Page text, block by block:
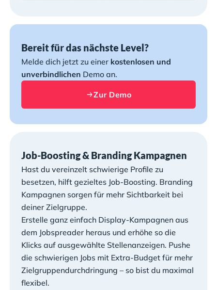
Bereit für das nächste Level?
Melde dich jetzt zu einer kostenlosen und
unverbindlichen Demo an.
Zur Demo
Job-Boosting & Branding Kampagnen
Hast du vereinzelt schwierige Profile zu
besetzen, hilft gezieltes Job-Boosting. Branding
Kampagnen sorgen für mehr Sichtbarkeit bei
deiner Zielgruppe.
Erstelle ganz einfach Display-Kampagnen aus
dem Jobspreader heraus und erhöhe so die
Klicks auf ausgewählte Stellenanzeigen. Pushe
die schwierigen Jobs mit Extra-Budget für mehr
Zielgruppendurchdringung – so bist du maximal
flexibel.